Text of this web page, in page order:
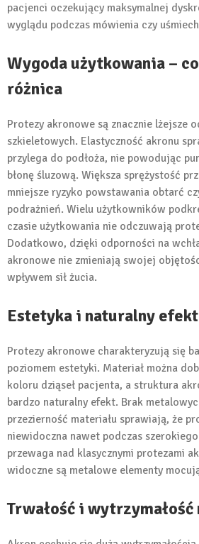
pacjenci oczekujący maksymalnej
wyglądu podczas mówienia czy
Wygoda użytkowania –
różnica
Protezy akronowe są znacznie lżejsze
szkieletowych. Elastyczność akronu
przylega do podłoża, nie powodując
błonę śluzową. Większa sprężystość
mniejsze ryzyko powstawania obtarć
podrażnień. Wielu użytkowników
czasie użytkowania nie odczuwają
Dodatkowo, dzięki odporności na
akronowe nie zmieniają swojej
wpływem sił żucia.
Estetyka i naturalny efekt
Protezy akronowe charakteryzują się
poziomem estetyki. Materiał można
koloru dziąseł pacjenta, a struktura
bardzo naturalny efekt. Brak
przezierność materiału sprawiają, że
niewidoczna nawet podczas
przewaga nad klasycznymi protezami
widoczne są metalowe elementy
Trwałość i